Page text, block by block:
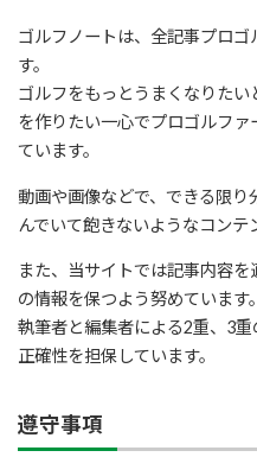
ゴルフノートは、全記事プロ
す。
ゴルフをもっとうまくなりた
を作りたい一心でプロゴルフ
ています。
動画や画像などで、できる限
んでいて飽きないようなコンテ
また、当サイトでは記事内容
の情報を保つよう努めています。
執筆者と編集者による2重、3
正確性を担保しています。
遵守事項